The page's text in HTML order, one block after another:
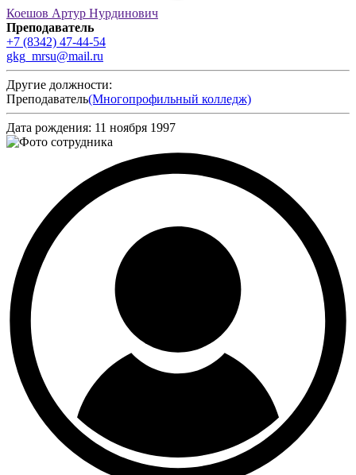
Коешов Артур Нурдинович
Преподаватель
+7 (8342) 47-44-54
gkg_mrsu@mail.ru
Другие должности:
Преподаватель(Многопрофильный колледж)
Дата рождения: 11 ноября 1997